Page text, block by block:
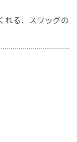
れる、スワッグの